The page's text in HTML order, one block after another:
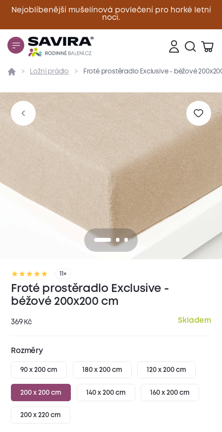
Nejoblíbenější mušelínová povlečení pro horké letní
noci.
Zavřít
Přehled Parametry Popis produktu Materiál
Ložní prádlo Froté prostěradlo Exclusive - béžové
11×
Froté prostěradlo Exclusive -
béžové 200x200 cm
369 Kč Skladem
Rozměry
90 x 200 cm 180 x 200 cm 120 x 200 cm
200 x 200 cm 140 x 200 cm 160 x 200 cm
200 x 220 cm